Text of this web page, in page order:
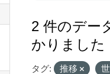
2 件のデー
かりました
タグ: 推移